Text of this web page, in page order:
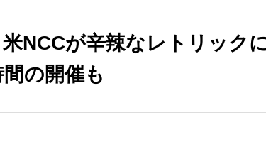
NCCが辛辣なレトリック
の開催も